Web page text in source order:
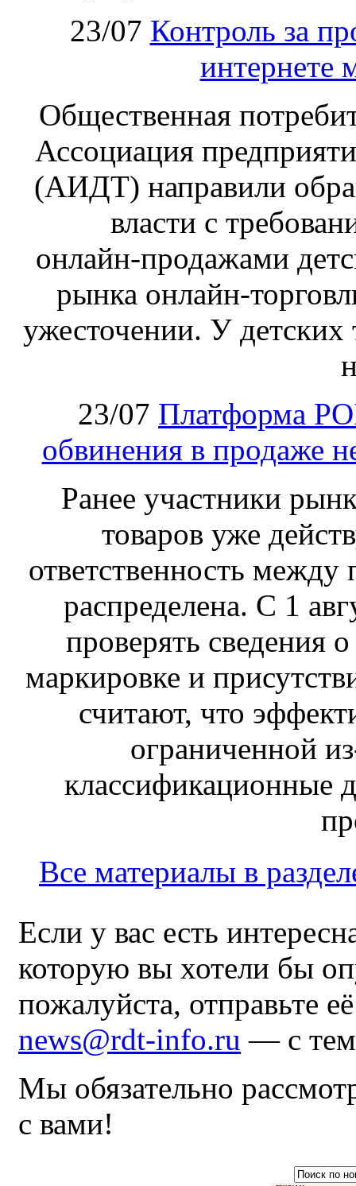
23/07 Контроль за
интернете
Общественная
Ассоциация
(АИДТ) направили
власти с
онлайн‑продажами
рынка онлайн-
ужесточении. У детских
23/07 Платформа
обвинения в продаже
Ранее участники
товаров уже
ответственность
распределена. С 1
проверять сведения
маркировке и
считают, что
ограниченной
классификационные
Все материалы в
Если у вас есть
которую вы хотели бы
пожалуйста, отправьте
news@rdt-info.ru — с
Мы обязательно
с вами!